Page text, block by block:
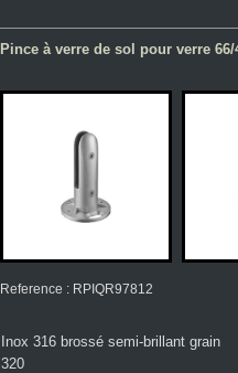
Pince à verre de sol pour verre
Reference : RPIQR97812
Inox 316 brossé semi-brillant grain
320